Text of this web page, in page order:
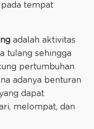
tempat
adalah aktivitas
tulang sehingga
pertumbuhan
adanya benturan
dapat
melompat, dan